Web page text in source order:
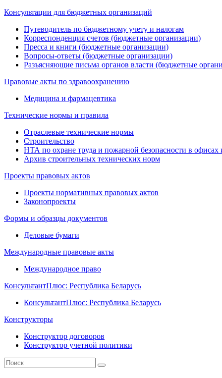
Консультации для бюджетных организаций
Путеводитель по бюджетному учету и налогам
Корреспонденция счетов (бюджетные организации)
Пресса и книги (бюджетные организации)
Вопросы-ответы (бюджетные организации)
Разъясняющие письма органов власти (бюджетные
Правовые акты по здравоохранению
Медицина и фармацевтика
Технические нормы и правила
Отраслевые технические нормы
Строительство
НТА по охране труда и пожарной безопасности в
Архив строительных технических норм
Проекты правовых актов
Проекты нормативных правовых актов
Законопроекты
Формы и образцы документов
Деловые бумаги
Международные правовые акты
Международное право
КонсультантПлюс: Республика Беларусь
КонсультантПлюс: Республика Беларусь
Конструкторы
Конструктор договоров
Конструктор учетной политики